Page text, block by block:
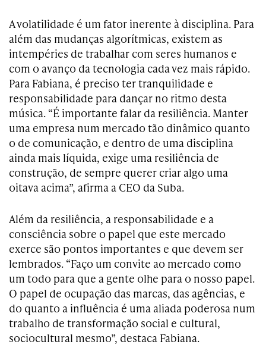
A volatilidade é um fator inerente à disciplina. Para
além das mudanças algorítmicas, existem as
intempéries de trabalhar com seres humanos e
com o avanço da tecnologia cada vez mais rápido.
Para Fabiana, é preciso ter tranquilidade e
responsabilidade para dançar no ritmo desta
música. “É importante falar da resiliência. Manter
uma empresa num mercado tão dinâmico quanto
o de comunicação, e dentro de uma disciplina
ainda mais líquida, exige uma resiliência de
construção, de sempre querer criar algo uma
oitava acima”, afirma a CEO da Suba.
Além da resiliência, a responsabilidade e a
consciência sobre o papel que este mercado
exerce são pontos importantes e que devem ser
lembrados. “Faço um convite ao mercado como
um todo para que a gente olhe para o nosso papel.
O papel de ocupação das marcas, das agências, e
do quanto a influência é uma aliada poderosa num
trabalho de transformação social e cultural,
sociocultural mesmo”, destaca Fabiana.